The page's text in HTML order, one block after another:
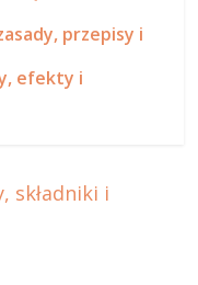
przepisy i
efekty i
składniki i